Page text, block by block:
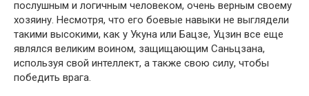
послушным и логичным человеком, очень верным своему
хозяину. Несмотря, что его боевые навыки не выглядели
такими высокими, как у Укуна или Бацзе, Уцзин все еще
являлся великим воином, защищающим Саньцзана,
используя свой интеллект, а также свою силу, чтобы
победить врага.